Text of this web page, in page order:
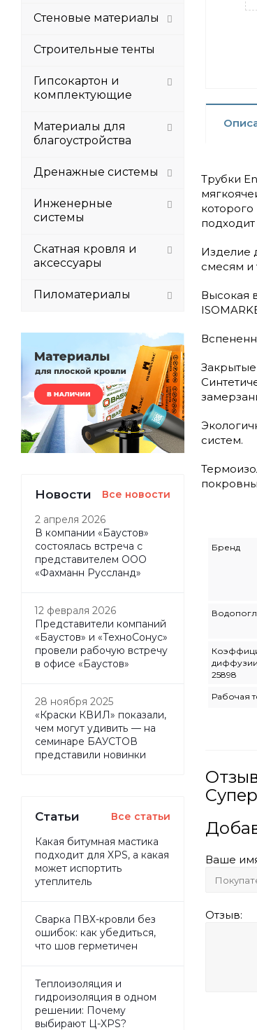
Трубки
Изделие
смесям и
Высокая
систем.
Бренд
25898
Рабочая
Ваше
Отзыв:
Стеновые материалы
Строительные тенты
Гипсокартон и
комплектующие
Материалы для
благоустройства
Дренажные системы
Инженерные
системы
Скатная кровля и
аксессуары
Пиломатериалы
Новости Все новости
2 апреля 2026
В компании «Баустов»
состоялась встреча с
представителем ООО
«Фахманн Руссланд»
12 февраля 2026
Представители компаний
«Баустов» и «ТехноСонус»
провели рабочую встречу
в офисе «Баустов»
28 ноября 2025
«Краски КВИЛ» показали,
чем могут удивить — на
семинаре БАУСТОВ
представили новинки
Статьи Все статьи
Какая битумная мастика
подходит для XPS, а какая
может испортить
утеплитель
Сварка ПВХ-кровли без
ошибок: как убедиться,
что шов герметичен
Теплоизоляция и
гидроизоляция в одном
решении: Почему
выбирают Ц-XPS?